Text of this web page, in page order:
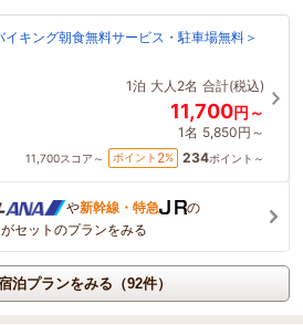
キング朝食無料サービス・駐車場無料＞
1泊 大人2名 合計(税込)
11,700円～
1名 5,850円～
11,700スコア～ ポイント 2% 234ポイント～
や新幹線・特急
の
セットのプランをみる
泊プランをみる（92件）